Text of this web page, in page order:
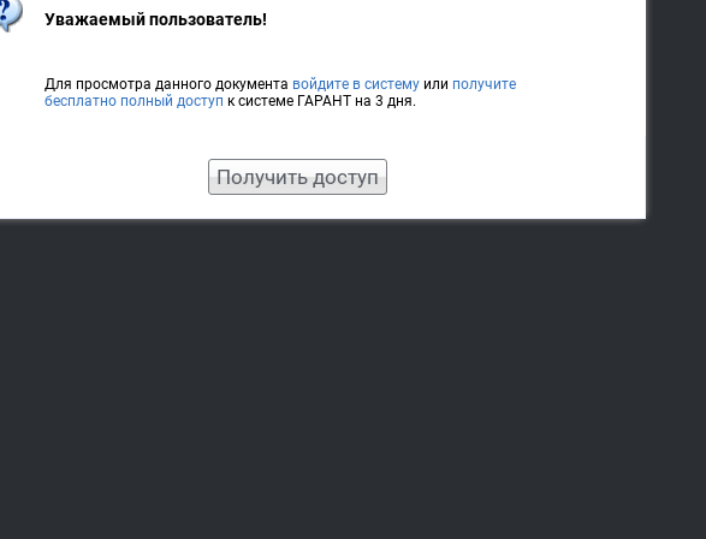
Уважаемый пользователь!
Для просмотра данного документа войдите в систему или получите
бесплатно полный доступ к системе ГАРАНТ на 3 дня.
Получить доступ